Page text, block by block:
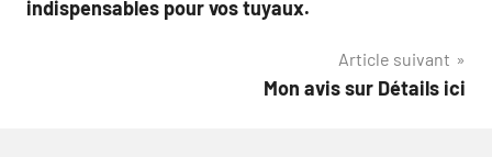
indispensables pour vos tuyaux.
Article suivant
Mon avis sur Détails ici